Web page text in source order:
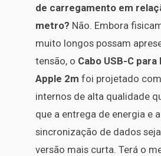
de carregamento em
metro? Não. Embora
muito longos possam
tensão, o Cabo USB-C para
Apple 2m foi projetado
internos de alta qualidade
que a entrega de energia e
sincronização de dados
versão mais curta. Terá o